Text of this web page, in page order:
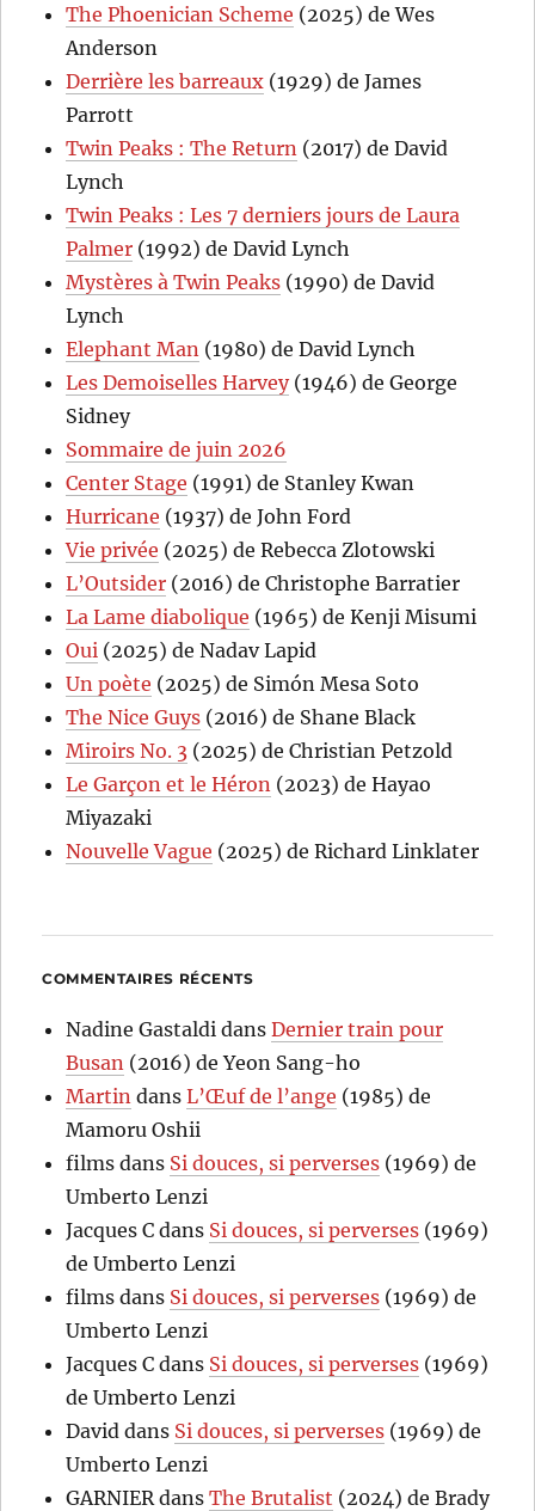
The Phoenician Scheme (2025) de Wes
Anderson
Derrière les barreaux (1929) de James
Parrott
Twin Peaks : The Return (2017) de David
Lynch
Twin Peaks : Les 7 derniers jours de Laura
Palmer (1992) de David Lynch
Mystères à Twin Peaks (1990) de David
Lynch
Elephant Man (1980) de David Lynch
Les Demoiselles Harvey(1946) de George
Sidney
Sommaire de juin 2026
Center Stage (1991) de Stanley Kwan
Hurricane (1937) de John Ford
Vie privée (2025) de Rebecca Zlotowski
L’Outsider (2016) de Christophe Barratier
La Lame diabolique (1965) de Kenji Misumi
Oui (2025) de Nadav Lapid
Un poète (2025) de Simón Mesa Soto
The Nice Guys (2016) de Shane Black
Miroirs No. 3 (2025) de Christian Petzold
Le Garçon et le Héron (2023) de Hayao
Miyazaki
Nouvelle Vague (2025) de Richard Linklater
COMMENTAIRES RÉCENTS
Nadine Gastaldi dansDernier train pour
Busan (2016) de Yeon Sang-ho
Martin dansL’Œuf de l’ange (1985) de
Mamoru Oshii
films dans Si douces, si perverses (1969) de
Umberto Lenzi
Jacques C dans Si douces, si perverses (1969)
de Umberto Lenzi
films dans Si douces, si perverses (1969) de
Umberto Lenzi
Jacques C dans Si douces, si perverses (1969)
de Umberto Lenzi
David dans Si douces, si perverses (1969) de
Umberto Lenzi
GARNIER dansThe Brutalist (2024) de Brady